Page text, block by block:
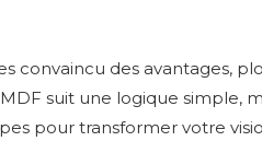
convaincu des avantages,
suit une logique simple,
pour transformer votre